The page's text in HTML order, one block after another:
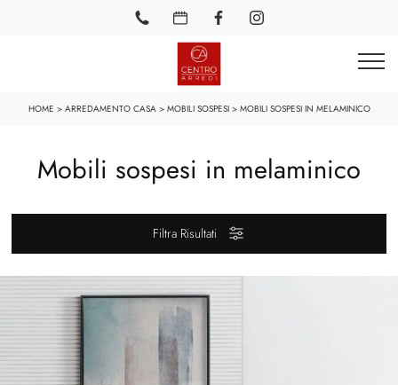
HOME > ARREDAMENTO CASA> MOBILI SOSPESI> MOBILI SOSPESI IN MELAMINICO
Mobili sospesi in melaminico
Filtra Risultati